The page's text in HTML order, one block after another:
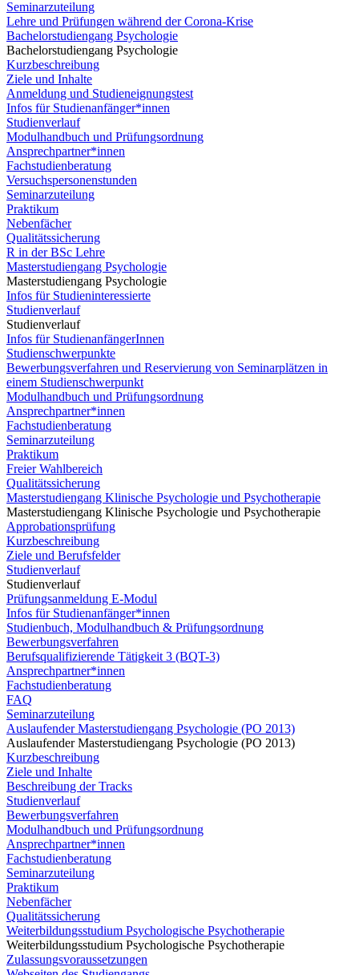
Seminarzuteilung
Lehre und Prüfungen während der Corona-Krise
Bachelorstudiengang Psychologie
Bachelorstudiengang Psychologie
Kurzbeschreibung
Ziele und Inhalte
Anmeldung und Studieneignungstest
Infos für Studienanfänger*innen
Studienverlauf
Modulhandbuch und Prüfungsordnung
Ansprechpartner*innen
Fachstudienberatung
Versuchspersonenstunden
Seminarzuteilung
Praktikum
Nebenfächer
Qualitätssicherung
R in der BSc Lehre
Masterstudiengang Psychologie
Masterstudiengang Psychologie
Infos für Studieninteressierte
Studienverlauf
Studienverlauf
Infos für StudienanfängerInnen
Studienschwerpunkte
Bewerbungsverfahren und Reservierung von Seminarplätzen in
einem Studienschwerpunkt
Modulhandbuch und Prüfungsordnung
Ansprechpartner*innen
Fachstudienberatung
Seminarzuteilung
Praktikum
Freier Wahlbereich
Qualitätssicherung
Masterstudiengang Klinische Psychologie und Psychotherapie
Masterstudiengang Klinische Psychologie und Psychotherapie
Approbationsprüfung
Kurzbeschreibung
Ziele und Berufsfelder
Studienverlauf
Studienverlauf
Prüfungsanmeldung E-Modul
Infos für Studienanfänger*innen
Studienbuch, Modulhandbuch & Prüfungsordnung
Bewerbungsverfahren
Berufsqualifizierende Tätigkeit 3 (BQT-3)
Ansprechpartner*innen
Fachstudienberatung
FAQ
Seminarzuteilung
Auslaufender Masterstudiengang Psychologie (PO 2013)
Auslaufender Masterstudiengang Psychologie (PO 2013)
Kurzbeschreibung
Ziele und Inhalte
Beschreibung der Tracks
Studienverlauf
Bewerbungsverfahren
Modulhandbuch und Prüfungsordnung
Ansprechpartner*innen
Fachstudienberatung
Seminarzuteilung
Praktikum
Nebenfächer
Qualitätssicherung
Weiterbildungsstudium Psychologische Psychotherapie
Weiterbildungsstudium Psychologische Psychotherapie
Zulassungsvoraussetzungen